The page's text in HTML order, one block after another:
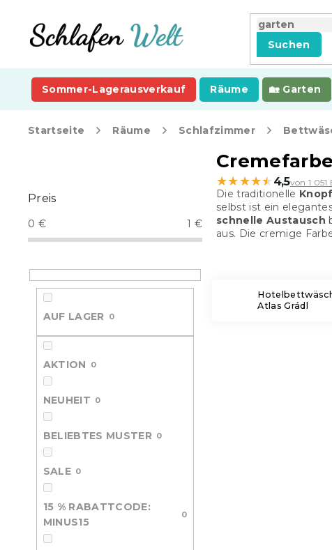
springen
Suchen
Sommer-Lagerausverkauf Räume Garten
Startseite Räume Schlafzimmer
t
e
n
e
i
Preis
0 € 1 €
AUF LAGER 0
AKTION 0
NEUHEIT 0
BELIEBTES MUSTER 0
SALE 0
15 % RABATTCODE:
MINUS15
0
★★★★★
★★★★★ 4,5von 1
Die traditionelle
selbst ist ein
schnelle Austausch
aus. Die cremige
Atlas Grádl